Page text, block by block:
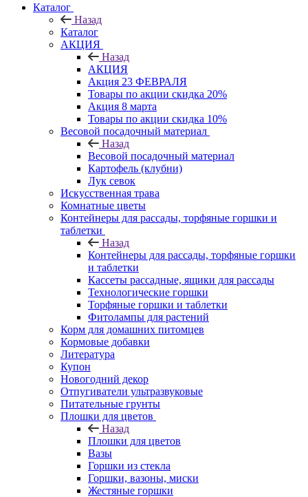
Каталог
Назад
Каталог
АКЦИЯ
Назад
АКЦИЯ
Акция 23 ФЕВРАЛЯ
Товары по акции скидка 20%
Акция 8 марта
Товары по акции скидка 10%
Весовой посадочный материал
Назад
Весовой посадочный материал
Картофель (клубни)
Лук севок
Искусственная трава
Комнатные цветы
Контейнеры для рассады, торфяные горшки и
таблетки
Назад
Контейнеры для рассады, торфяные горшки
и таблетки
Кассеты рассадные, ящики для рассады
Технологические горшки
Торфяные горшки и таблетки
Фитолампы для растений
Корм для домашних питомцев
Кормовые добавки
Литература
Купон
Новогодний декор
Отпугиватели ультразвуковые
Питательные грунты
Плошки для цветов
Назад
Плошки для цветов
Вазы
Горшки из стекла
Горшки, вазоны, миски
Жестяные горшки